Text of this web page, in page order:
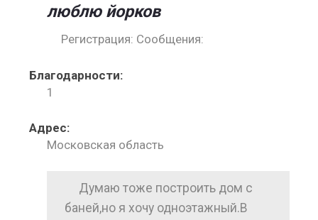
люблю йорков
Регистрация: Сообщения:
Благодарности:
1
Адрес:
Московская область
Думаю тоже построить дом с
баней,но я хочу одноэтажный.В